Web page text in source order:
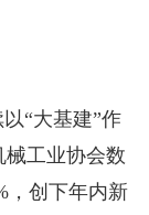
“大基建”作
工业协会数
，创下年内新